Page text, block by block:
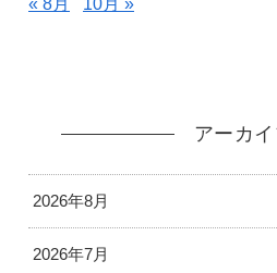
アーカ
2026年8月
2026年7月